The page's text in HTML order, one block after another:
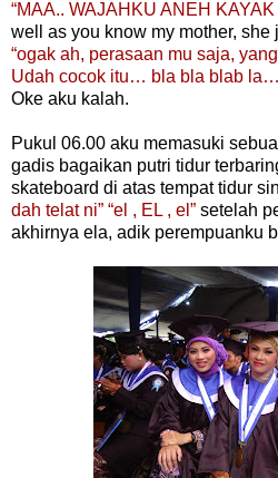
“MAA.. WAJAHKU ANEH
well as you know my mother, she
“ogak ah, perasaan mu saja,
Udah cocok itu… bla bla blab
Oke aku kalah.
Pukul 06.00 aku memasuki
gadis bagaikan putri tidur
skateboard di atas tempat tidur
dah telat ni” “el , EL , el” setelah
akhirnya ela, adik perempuanku